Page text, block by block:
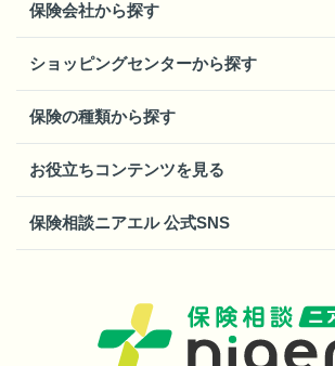
保険会社から探す
ショッピングセンターから探す
保険の種類から探す
お役立ちコンテンツを見る
保険相談ニアエル 公式SNS